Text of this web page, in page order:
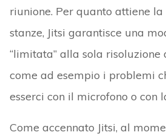
riunione. Per quanto attiene
stanze, Jitsi garantisce una
“limitata” alla sola
come ad esempio i problemi
esserci con il microfono o con
Come accennato Jitsi, al